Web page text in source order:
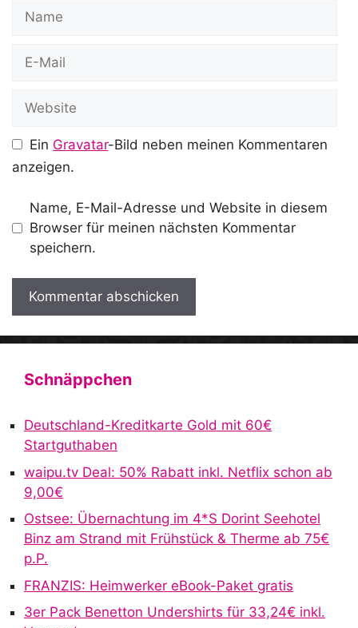
Name
Website
Ein Gravatar-Bild neben meinen Kommentaren
anzeigen.
Name, E-Mail-Adresse und Website in diesem
Browser für meinen nächsten Kommentar
speichern.
A
n
t
Schnäppchen
Deutschland-Kreditkarte Gold mit 60€
Startguthaben
waipu.tv Deal: 50% Rabatt inkl. Netflix schon ab
9,00€
Ostsee: Übernachtung im 4*S Dorint Seehotel
Binz am Strand mit Frühstück & Therme ab 75€
p.P.
FRANZIS: Heimwerker eBook-Paket gratis
3er Pack Benetton Undershirts für 33,24€ inkl.